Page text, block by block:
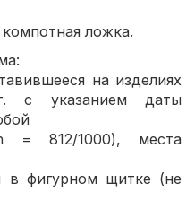
ложка.
на изделиях
с указанием даты
812/1000), места
в фигурном щитке (не